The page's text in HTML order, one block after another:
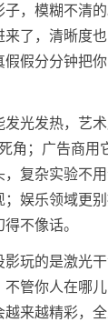
，模糊不清的
了，清晰度
假分分钟把
发光发热，艺
角；广告商用
，复杂实验不
娱乐领域更
不像话。
影玩的是激光
管你人在哪
来越精彩，